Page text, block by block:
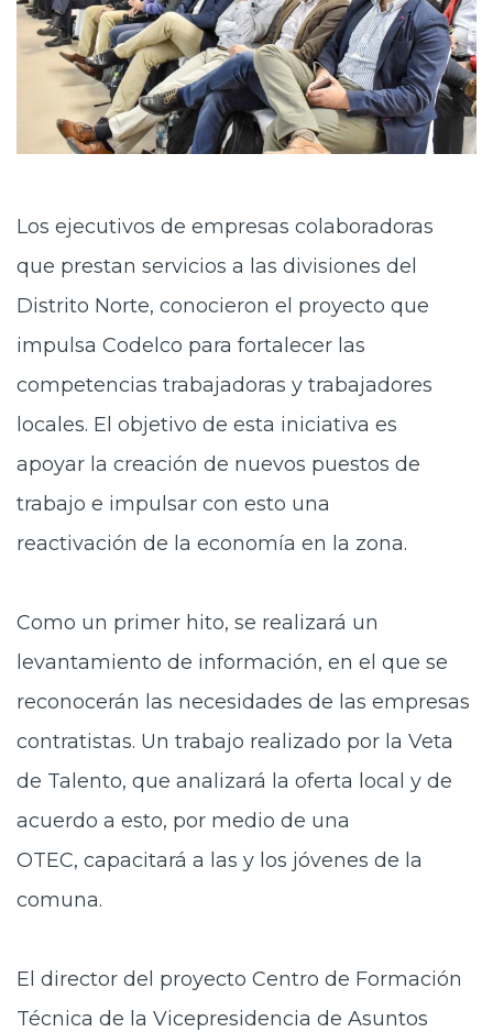
Los ejecutivos de empresas colaboradoras
que prestan servicios a las divisiones del
Distrito Norte, conocieron el proyecto que
impulsa Codelco para fortalecer las
competencias trabajadoras y trabajadores
locales. El objetivo de esta iniciativa es
apoyar la creación de nuevos puestos de
trabajo e impulsar con esto una
reactivación de la economía en la zona.
Como un primer hito, se realizará un
levantamiento de información, en el que se
reconocerán las necesidades de las empresas
contratistas. Un trabajo realizado por la Veta
de Talento, que analizará la oferta local y de
acuerdo a esto, por medio de una
OTEC, capacitará a las y los jóvenes de la
comuna.
El director del proyecto Centro de Formación
Técnica de la Vicepresidencia de Asuntos